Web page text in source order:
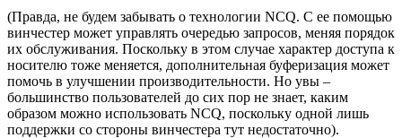
(Правда, не будем забывать о технологии NCQ. C ее помощью
винчестер может управлять очередью запросов, меняя порядок
их обслуживания. Поскольку в этом случае характер доступа к
носителю тоже меняется, дополнительная буферизация может
помочь в улучшении производительности. Но увы –
большинство пользователей до сих пор не знает, каким
образом можно использовать NCQ, поскольку одной лишь
поддержки со стороны винчестера тут недостаточно).